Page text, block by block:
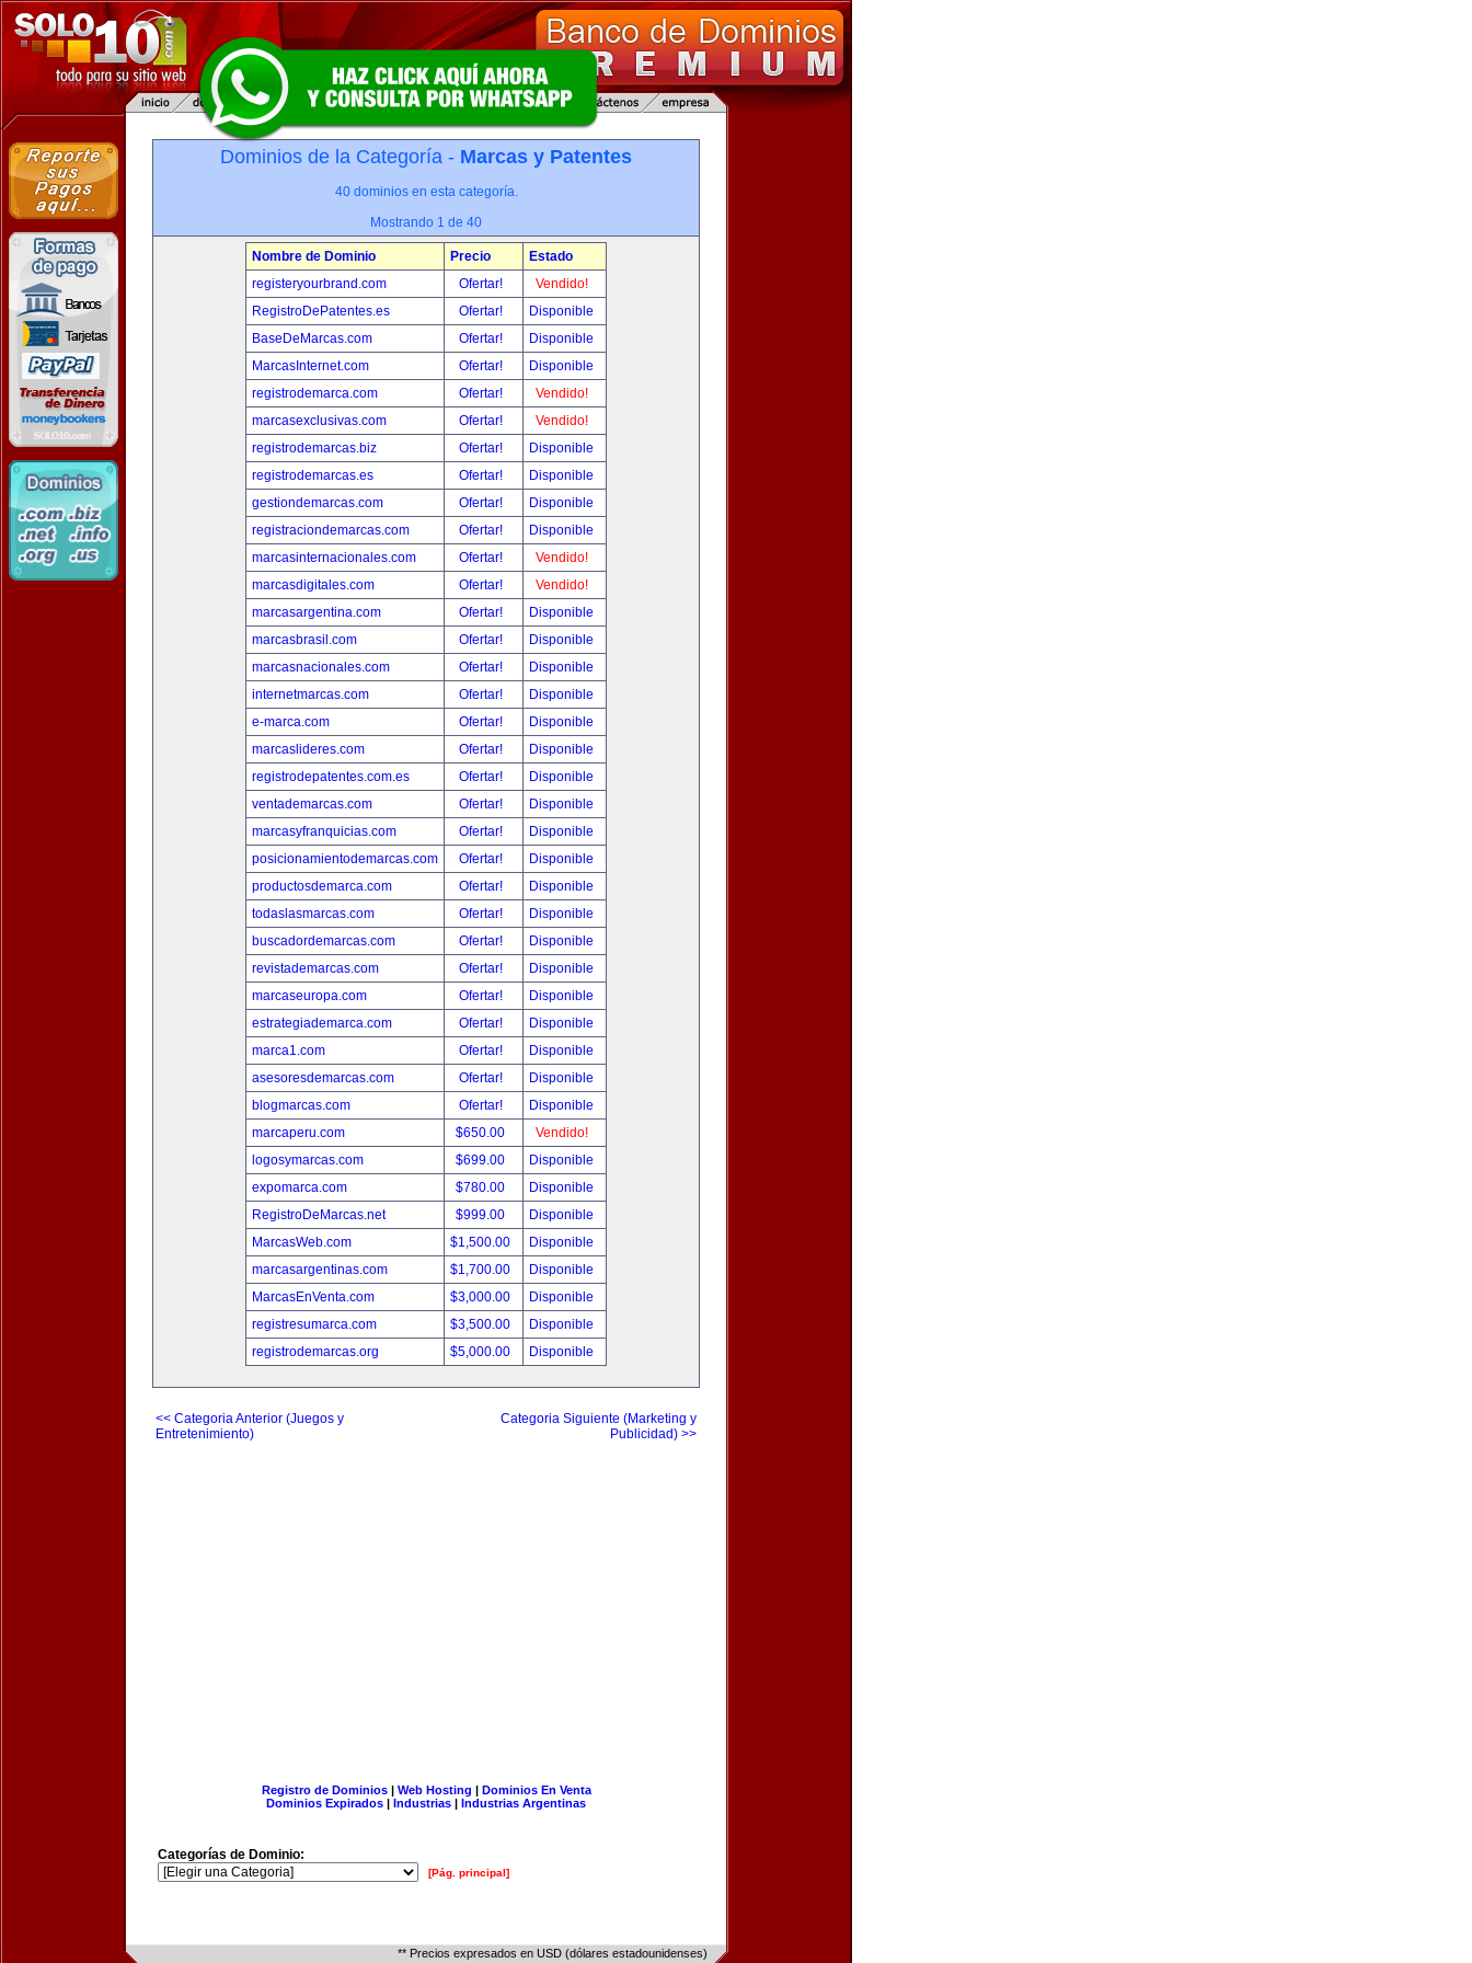
Dominios de la Categoría - Marcas y Patentes
40 dominios en esta categoría.
Mostrando 1 de 40
Nombre de Dominio Precio
Estado
registeryourbrand.com
Ofertar!
Vendido!
RegistroDePatentes.es
Ofertar!
Disponible
BaseDeMarcas.com
Ofertar!
Disponible
MarcasInternet.com
Ofertar!
Disponible
registrodemarca.com
Ofertar!
Vendido!
marcasexclusivas.com
Ofertar!
Vendido!
registrodemarcas.biz
Ofertar!
Disponible
registrodemarcas.es
Ofertar!
Disponible
gestiondemarcas.com
Ofertar!
Disponible
registraciondemarcas.com
Ofertar!
Disponible
marcasinternacionales.com
Ofertar!
Vendido!
marcasdigitales.com
Ofertar!
Vendido!
marcasargentina.com
Ofertar!
Disponible
marcasbrasil.com
Ofertar!
Disponible
marcasnacionales.com
Ofertar!
Disponible
internetmarcas.com
Ofertar!
Disponible
e-marca.com
Ofertar!
Disponible
marcaslideres.com
Ofertar!
Disponible
registrodepatentes.com.es
Ofertar!
Disponible
ventademarcas.com
Ofertar!
Disponible
marcasyfranquicias.com
Ofertar!
Disponible
posicionamientodemarcas.com
Ofertar!
Disponible
productosdemarca.com
Ofertar!
Disponible
todaslasmarcas.com
Ofertar!
Disponible
buscadordemarcas.com
Ofertar!
Disponible
revistademarcas.com
Ofertar!
Disponible
marcaseuropa.com
Ofertar!
Disponible
estrategiademarca.com
Ofertar!
Disponible
marca1.com
Ofertar!
Disponible
asesoresdemarcas.com
Ofertar!
Disponible
blogmarcas.com
Ofertar!
Disponible
marcaperu.com
$650.00
Vendido!
logosymarcas.com
$699.00
Disponible
expomarca.com
$780.00
Disponible
RegistroDeMarcas.net
$999.00
Disponible
MarcasWeb.com
$1,500.00
Disponible
marcasargentinas.com
$1,700.00
Disponible
MarcasEnVenta.com
$3,000.00
Disponible
registresumarca.com
$3,500.00
Disponible
registrodemarcas.org
$5,000.00 Disponible
<< Categoria Anterior (Juegos y
Entretenimiento)
Categoria Siguiente (Marketing y
Publicidad) >>
Registro de Dominios| Web Hosting | Dominios En Venta
Dominios Expirados | Industrias | Industrias Argentinas
Categorías de Dominio:
[Pág. principal]
** Precios expresados en USD (dólares estadounidenses)